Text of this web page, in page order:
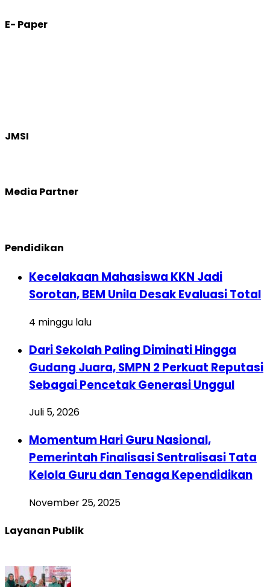
E- Paper
JMSI
Media Partner
Pendidikan
Kecelakaan Mahasiswa KKN Jadi
Sorotan, BEM Unila Desak Evaluasi Total
4 minggu lalu
Dari Sekolah Paling Diminati Hingga
Gudang Juara, SMPN 2 Perkuat Reputasi
Sebagai Pencetak Generasi Unggul
Juli 5, 2026
Momentum Hari Guru Nasional,
Pemerintah Finalisasi Sentralisasi Tata
Kelola Guru dan Tenaga Kependidikan
November 25, 2025
Layanan Publik